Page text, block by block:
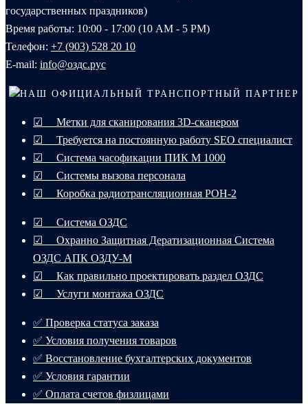
государственных праздников)
Время работы: 10:00 - 17:00 (10 AM - 5 PM)
Телефон: +7 (903) 528 20 10‬
E-mail: info@оздс.рус
НАШ ОФИЦИАЛЬНЫЙ ТРАНСПОРТНЫЙ ПАРТНЕР
☑ Метки для сканирования 3D-сканером
☑ Требуется на постоянную работу SEO специалист
☑ Система часофикации ПИК М 1000
☑ Системы вызова персонала
☑ Коробка радиотрансляционная РОН-2
☑ Система ОЗДС
☑ Охранно Защитная Дератизационная Система
ОЗДС АПК ОЗДУ-М
☑ Как правильно проектировать раздел ОЗДС
☑ Услуги монтажа ОЗДС
✅ Проверка статуса заказа
✅ Условия получения товаров
✅ Восстановление бухгалтерских документов
✅ Условия гарантии
✅ Оплата счетов физлицами